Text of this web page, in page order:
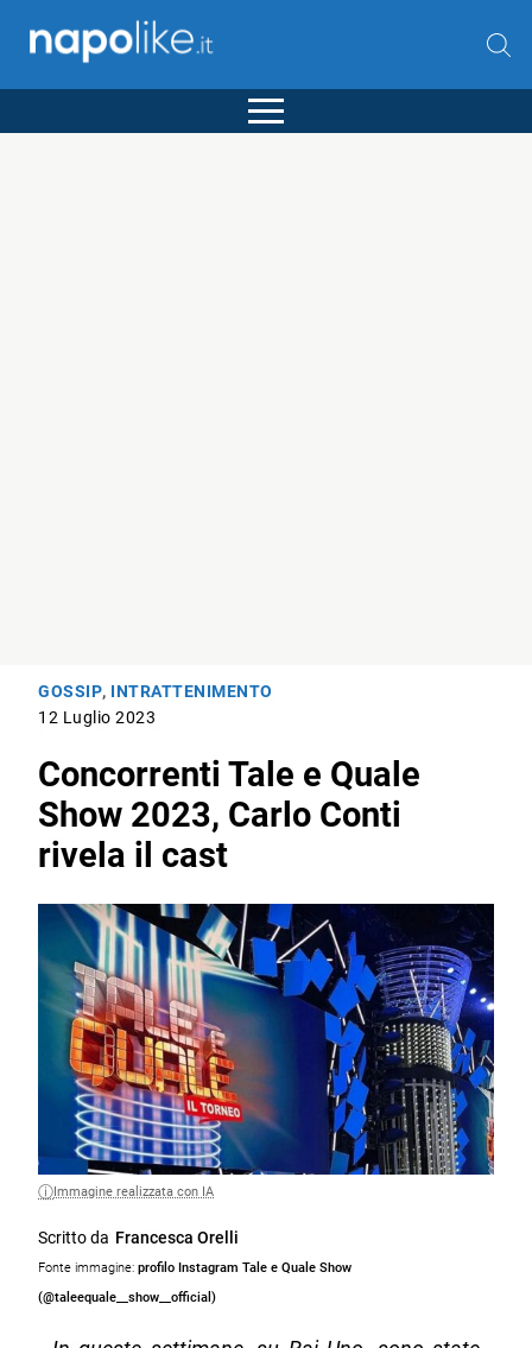
GOSSIP, INTRATTENIMENTO
12 Luglio 2023
Concorrenti Tale e Quale
Show 2023, Carlo Conti
rivela il cast
Immagine realizzata con IA
Scritto da Francesca Orelli
Fonte immagine: profilo Instagram Tale e Quale Show
(@taleequale__show__official)